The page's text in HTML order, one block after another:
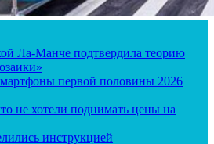
Ла-Манче подтвердила теорию
первой половины 2026
не хотели поднимать цены на
инструкцией